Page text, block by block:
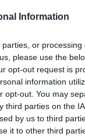
Information
or
please use the
opt-out request is
information
opt-out. You may
parties on the
by us to third
it to other third